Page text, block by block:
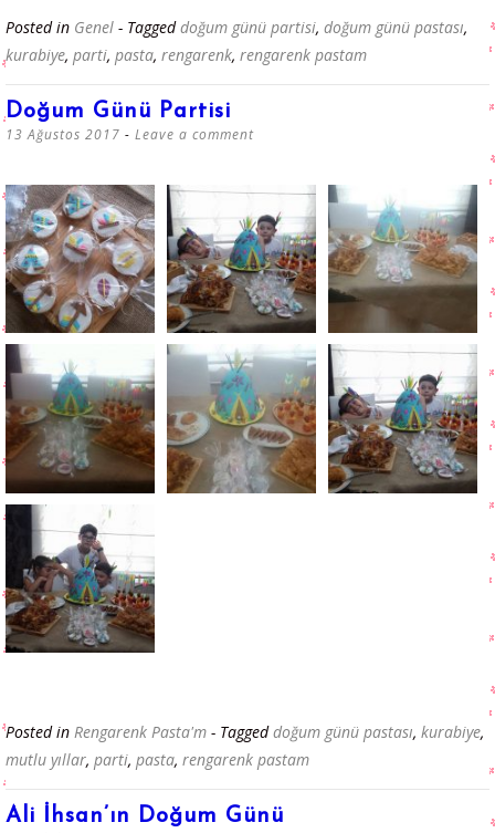
Posted in Genel - Taggeddoğum günü partisi, doğum günü pastası,
kurabiye, parti, pasta, rengarenk, rengarenk pastam
Doğum Günü Partisi
13 Ağustos 2017 Leave a comment
Posted in Rengarenk Pasta'm - Taggeddoğum günü pastası, kurabiye,
mutlu yıllar, parti, pasta, rengarenk pastam
Ali İhsan’ın Doğum Günü